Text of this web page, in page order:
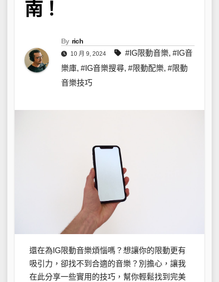
南！
By rich
10 月 9, 2024 #IG限動音樂, #IG音
樂庫, #IG音樂搜尋, #限動配樂, #限動
音樂技巧
還在為IG限動音樂煩惱嗎？想讓你的限動更有
吸引力，卻找不到合適的音樂？別擔心，讓我
在此分享一些實用的技巧，幫你輕鬆找到完美